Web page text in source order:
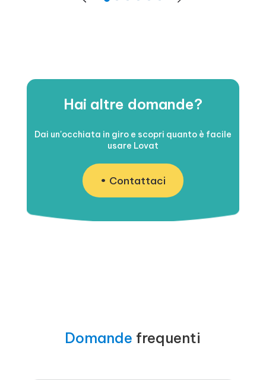
Hai altre domande?
Dai un'occhiata in giro e scopri quanto è facile
usare Lovat
Contattaci
Domande frequenti